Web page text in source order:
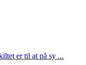
er til at på sy ...